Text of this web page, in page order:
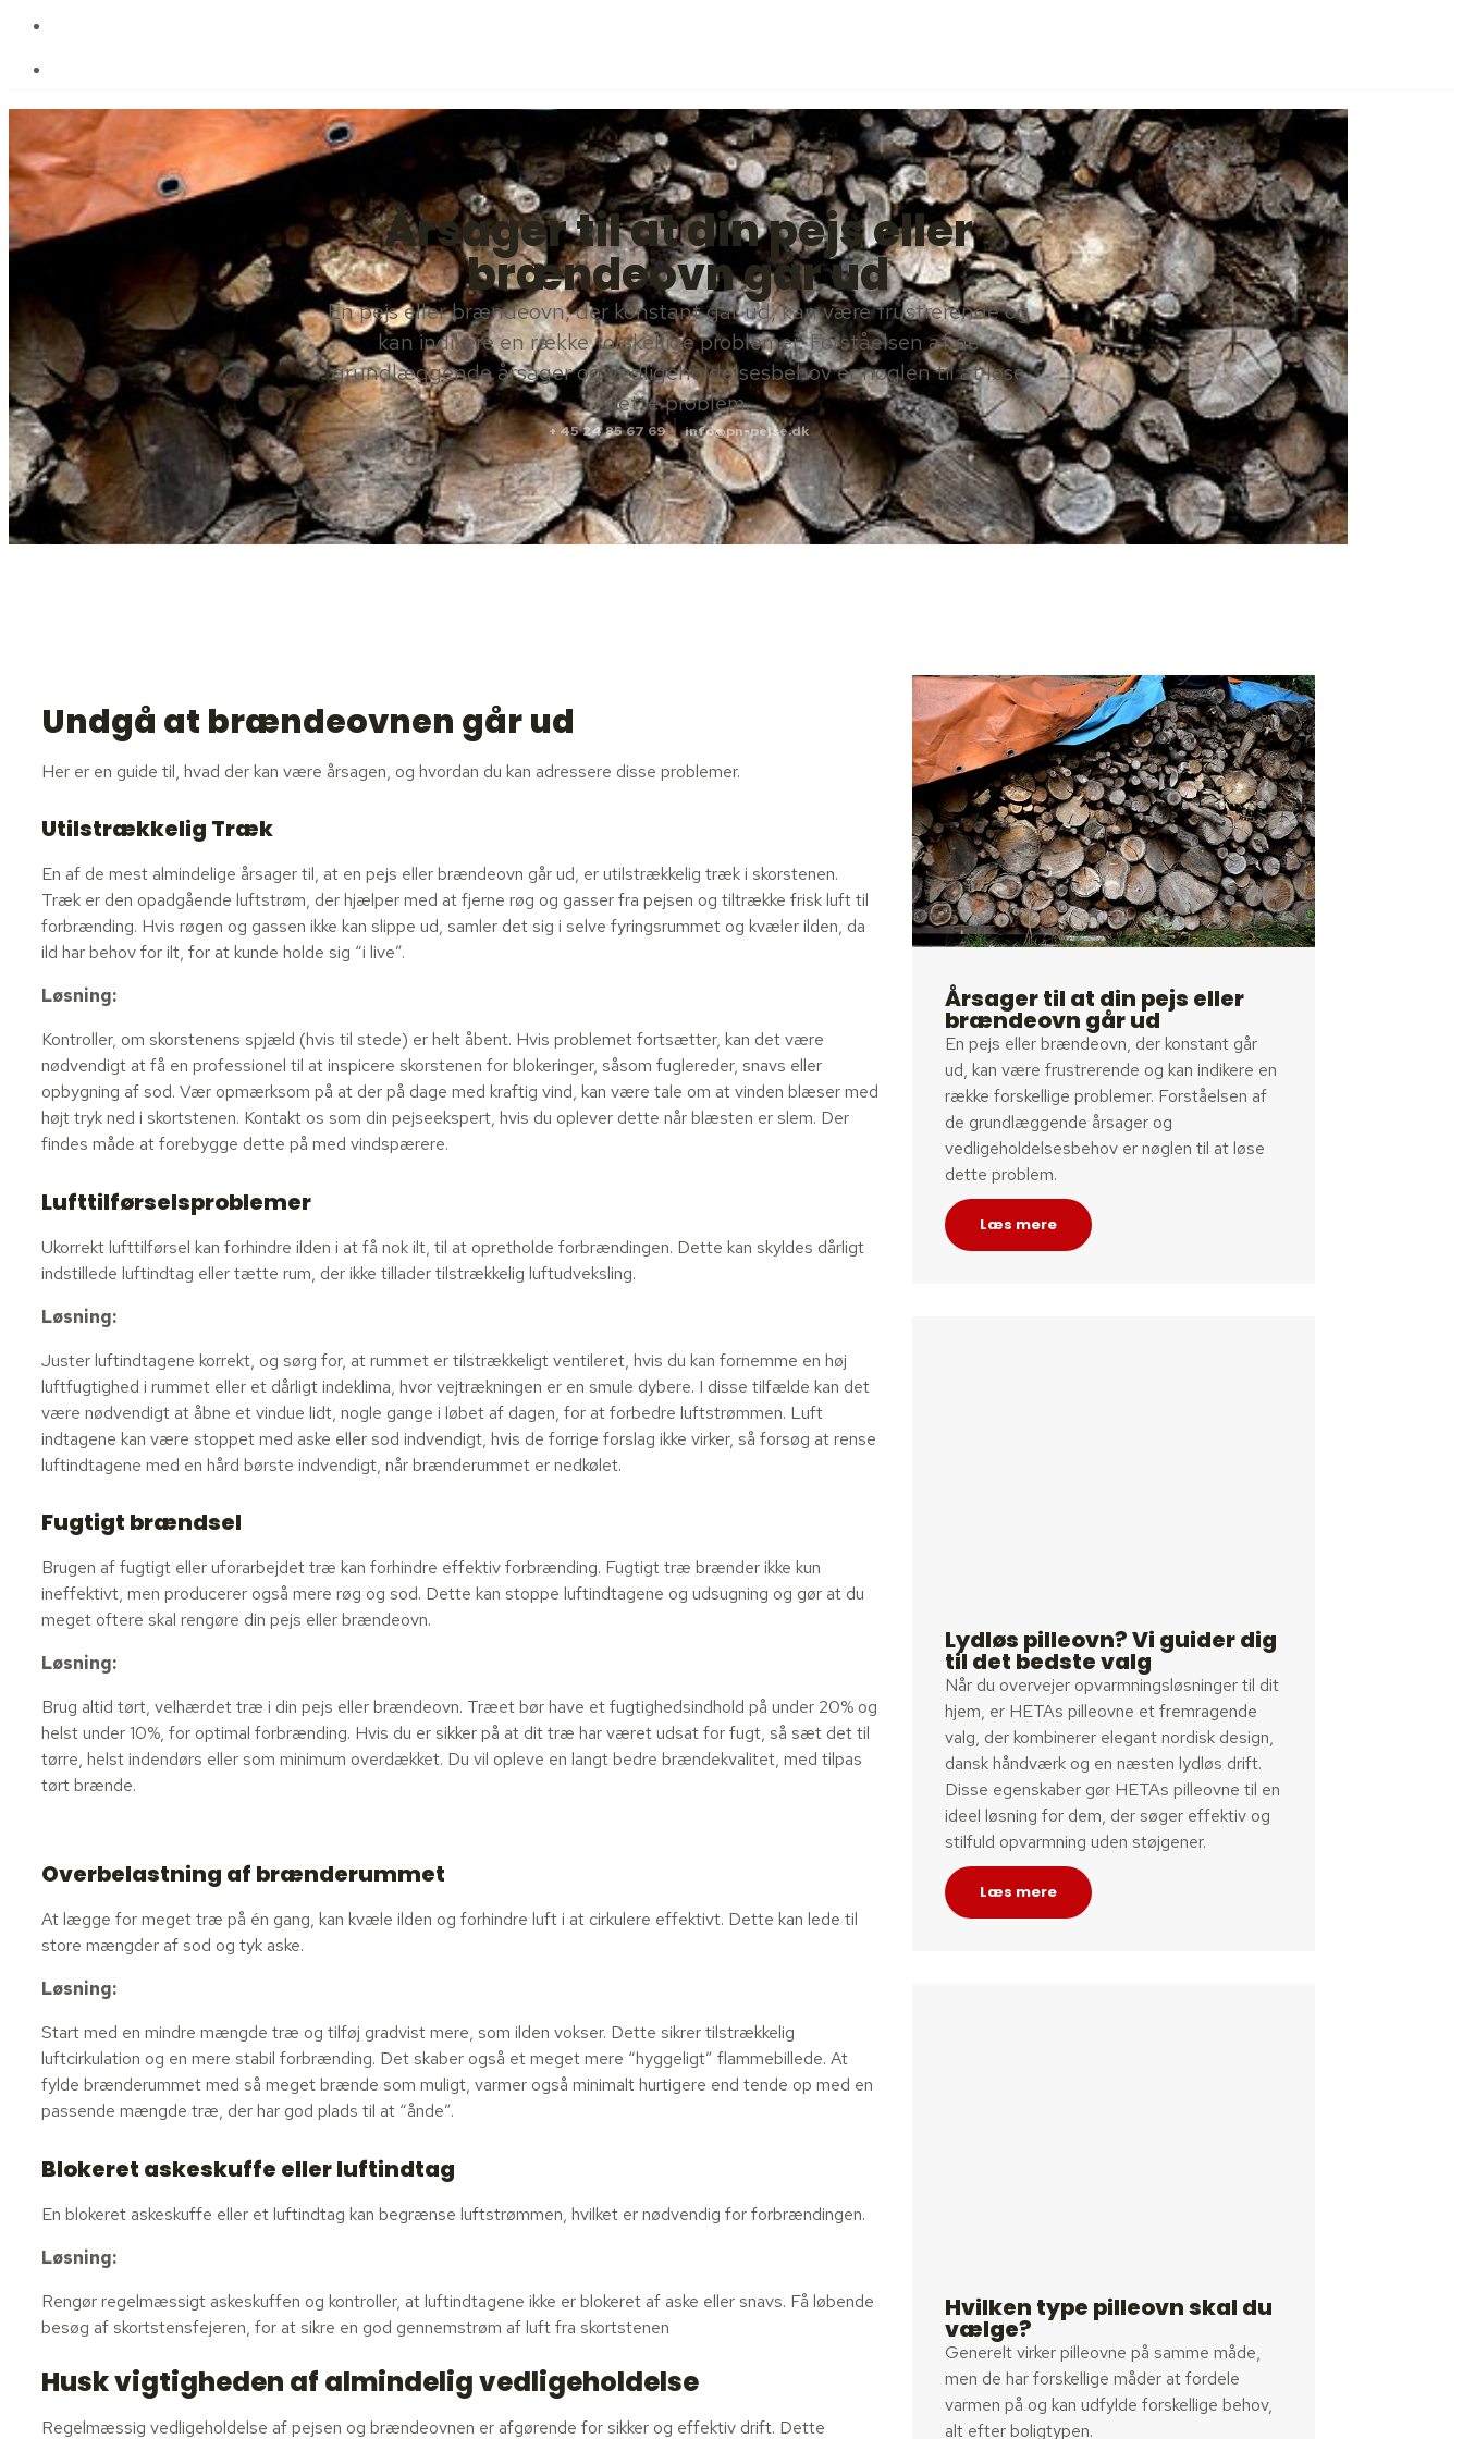
Årsager til at din pejs eller
brændeovn går ud
En pejs eller brændeovn, der konstant går ud, kan være frustrerende og
kan indikere en række forskellige problemer. Forståelsen af de
grundlæggende årsager og vedligeholdelsesbehov er nøglen til at løse
dette problem.
+ 45 24 85 67 69 info@pn-pejse.dk
Undgå at brændeovnen går ud
Her er en guide til, hvad der kan være årsagen, og hvordan du kan adressere disse problemer.
Utilstrækkelig Træk
En af de mest almindelige årsager til, at en pejs eller brændeovn går ud, er utilstrækkelig træk i skorstenen.
Træk er den opadgående luftstrøm, der hjælper med at fjerne røg og gasser fra pejsen og tiltrække frisk luft til
forbrænding. Hvis røgen og gassen ikke kan slippe ud, samler det sig i selve fyringsrummet og kvæler ilden, da
ild har behov for ilt, for at kunde holde sig “i live”.
Løsning:
Kontroller, om skorstenens spjæld (hvis til stede) er helt åbent. Hvis problemet fortsætter, kan det være
nødvendigt at få en professionel til at inspicere skorstenen for blokeringer, såsom fuglereder, snavs eller
opbygning af sod. Vær opmærksom på at der på dage med kraftig vind, kan være tale om at vinden blæser med
højt tryk ned i skortstenen. Kontakt os som din pejseekspert, hvis du oplever dette når blæsten er slem. Der
findes måde at forebygge dette på med vindspærere.
Lufttilførselsproblemer
Ukorrekt lufttilførsel kan forhindre ilden i at få nok ilt, til at opretholde forbrændingen. Dette kan skyldes dårligt
indstillede luftindtag eller tætte rum, der ikke tillader tilstrækkelig luftudveksling.
Løsning:
Juster luftindtagene korrekt, og sørg for, at rummet er tilstrækkeligt ventileret, hvis du kan fornemme en høj
luftfugtighed i rummet eller et dårligt indeklima, hvor vejtrækningen er en smule dybere. I disse tilfælde kan det
være nødvendigt at åbne et vindue lidt, nogle gange i løbet af dagen, for at forbedre luftstrømmen. Luft
indtagene kan være stoppet med aske eller sod indvendigt, hvis de forrige forslag ikke virker, så forsøg at rense
luftindtagene med en hård børste indvendigt, når brænderummet er nedkølet.
Fugtigt brændsel
Brugen af fugtigt eller uforarbejdet træ kan forhindre effektiv forbrænding. Fugtigt træ brænder ikke kun
ineffektivt, men producerer også mere røg og sod. Dette kan stoppe luftindtagene og udsugning og gør at du
meget oftere skal rengøre din pejs eller brændeovn.
Løsning:
Brug altid tørt, velhærdet træ i din pejs eller brændeovn. Træet bør have et fugtighedsindhold på under 20% og
helst under 10%, for optimal forbrænding. Hvis du er sikker på at dit træ har været udsat for fugt, så sæt det til
tørre, helst indendørs eller som minimum overdækket. Du vil opleve en langt bedre brændekvalitet, med tilpas
tørt brænde.
Overbelastning af brænderummet
At lægge for meget træ på én gang, kan kvæle ilden og forhindre luft i at cirkulere effektivt. Dette kan lede til
store mængder af sod og tyk aske.
Løsning:
Start med en mindre mængde træ og tilføj gradvist mere, som ilden vokser. Dette sikrer tilstrækkelig
luftcirkulation og en mere stabil forbrænding. Det skaber også et meget mere “hyggeligt” flammebillede. At
fylde brænderummet med så meget brænde som muligt, varmer også minimalt hurtigere end tende op med en
passende mængde træ, der har god plads til at “ånde”.
Blokeret askeskuffe eller luftindtag
En blokeret askeskuffe eller et luftindtag kan begrænse luftstrømmen, hvilket er nødvendig for forbrændingen.
Løsning:
Rengør regelmæssigt askeskuffen og kontroller, at luftindtagene ikke er blokeret af aske eller snavs. Få løbende
besøg af skortstensfejeren, for at sikre en god gennemstrøm af luft fra skortstenen
Husk vigtigheden af almindelig vedligeholdelse
Regelmæssig vedligeholdelse af pejsen og brændeovnen er afgørende for sikker og effektiv drift. Dette
Årsager til at din pejs eller
brændeovn går ud
En pejs eller brændeovn, der konstant går
ud, kan være frustrerende og kan indikere en
række forskellige problemer. Forståelsen af
de grundlæggende årsager og
vedligeholdelsesbehov er nøglen til at løse
dette problem.
Læs mere
Lydløs pilleovn? Vi guider dig
til det bedste valg
Når du overvejer opvarmningsløsninger til dit
hjem, er HETAs pilleovne et fremragende
valg, der kombinerer elegant nordisk design,
dansk håndværk og en næsten lydløs drift.
Disse egenskaber gør HETAs pilleovne til en
ideel løsning for dem, der søger effektiv og
stilfuld opvarmning uden støjgener.​
Læs mere
Hvilken type pilleovn skal du
vælge?
Generelt virker pilleovne på samme måde,
men de har forskellige måder at fordele
varmen på og kan udfylde forskellige behov,
alt efter boligtypen.